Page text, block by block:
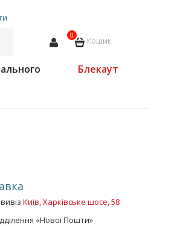
0 Кошик
Блекаут
Київ, Харківське шосе, 58
«Нової Пошти»